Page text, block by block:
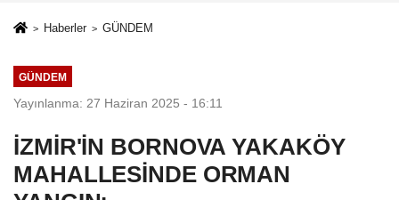
Haberler GÜNDEM
GÜNDEM
Yayınlanma: 27 Haziran 2025 - 16:11
İZMİR'İN BORNOVA YAKAKÖY
MAHALLESİNDE ORMAN